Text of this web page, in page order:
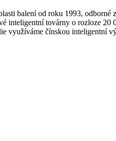
balení od roku 1993, odborné
továrny o rozloze 20
využíváme čínskou inteligentní